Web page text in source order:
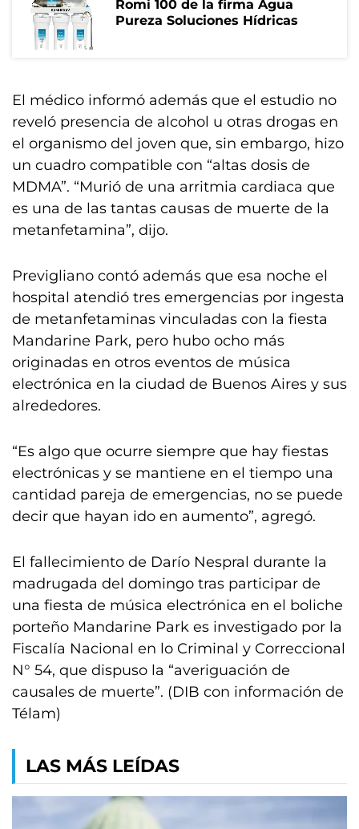
Romi 100 de la firma Agua
Pureza Soluciones Hídricas
El médico informó además que el estudio no
reveló presencia de alcohol u otras drogas en
el organismo del joven que, sin embargo, hizo
un cuadro compatible con “altas dosis de
MDMA”. “Murió de una arritmia cardiaca que
es una de las tantas causas de muerte de la
metanfetamina”, dijo.
Previgliano contó además que esa noche el
hospital atendió tres emergencias por ingesta
de metanfetaminas vinculadas con la fiesta
Mandarine Park, pero hubo ocho más
originadas en otros eventos de música
electrónica en la ciudad de Buenos Aires y sus
alrededores.
“Es algo que ocurre siempre que hay fiestas
electrónicas y se mantiene en el tiempo una
cantidad pareja de emergencias, no se puede
decir que hayan ido en aumento”, agregó.
El fallecimiento de Darío Nespral durante la
madrugada del domingo tras participar de
una fiesta de música electrónica en el boliche
porteño Mandarine Park es investigado por la
Fiscalía Nacional en lo Criminal y Correccional
N° 54, que dispuso la “averiguación de
causales de muerte”. (DIB con información de
Télam)
LAS MÁS LEÍDAS